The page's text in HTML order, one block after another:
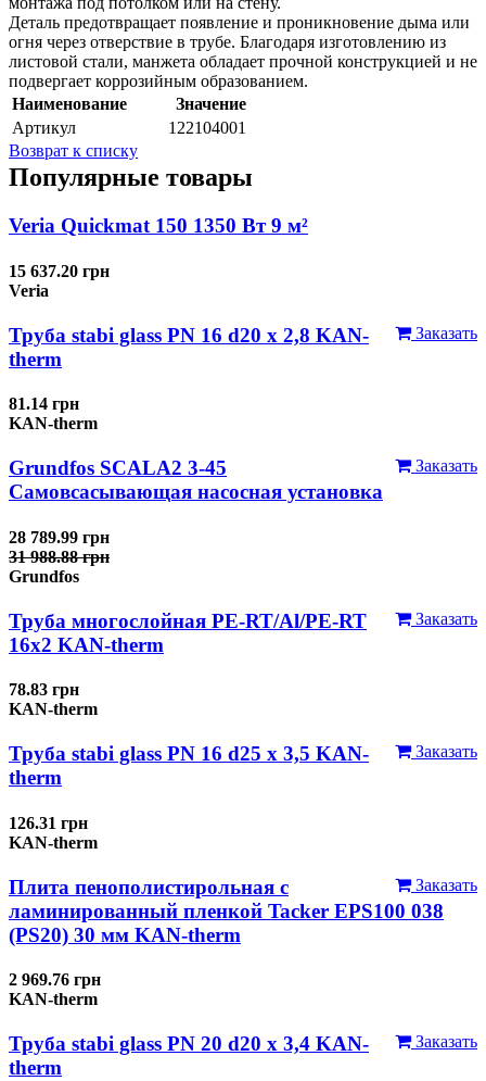
Деталь предотвращает появление и проникновение дыма или
огня через отверствие в трубе. Благодаря изготовлению из
листовой стали, манжета обладает прочной конструкцией и не
подвергает коррозийным образованием.
Наименование
Значение
Артикул
122104001
Возврат к списку
Популярные товары
Veria Quickmat 150 1350 Вт 9 м²
15 637.20 грн
Veria
Заказать
Труба stabi glass PN 16 d20 х 2,8 KAN-
therm
81.14 грн
KAN-therm
Заказать
Grundfos SCALA2 3-45
Самовсасывающая насосная установка
28 789.99 грн
31 988.88 грн
Grundfos
Заказать
Труба многослойная PE-RT/Al/PE-RT
16x2 KAN-therm
78.83 грн
KAN-therm
Заказать
Труба stabi glass PN 16 d25 х 3,5 KAN-
therm
126.31 грн
KAN-therm
Заказать
Плита пенополистирольная с
ламинированный пленкой Tacker EPS100 038
(PS20) 30 мм KAN-therm
2 969.76 грн
KAN-therm
Заказать
Труба stabi glass PN 20 d20 х 3,4 KAN-
therm